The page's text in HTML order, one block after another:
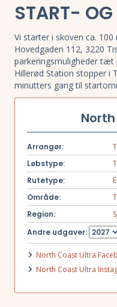
START-
Vi starter i skoven ca.
Hovedgaden 112, 3220
parkeringsmuligheder
Hillerød Station stopper i
minutters gang til
Arrangør:
Løbstype:
Rutetype:
Område:
Region:
Andre udgaver:
North Coast Ultra
North Coast Ultra